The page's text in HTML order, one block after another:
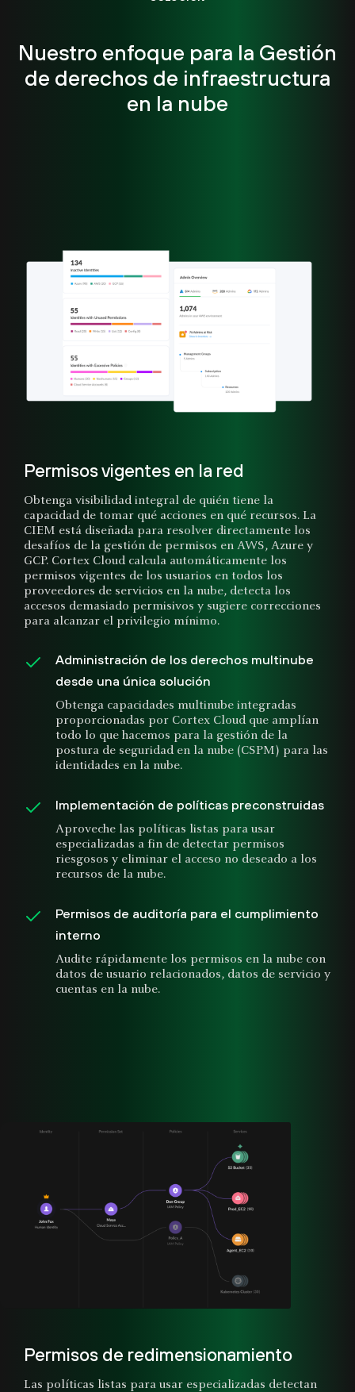
Nuestro enfoque para la Gestión
de derechos de infraestructura
en la nube
Permisos vigentes en la red
Obtenga visibilidad integral de quién tiene la
capacidad de tomar qué acciones en qué recursos. La
CIEM está diseñada para resolver directamente los
desafíos de la gestión de permisos en AWS, Azure y
GCP. Cortex Cloud calcula automáticamente los
permisos vigentes de los usuarios en todos los
proveedores de servicios en la nube, detecta los
accesos demasiado permisivos y sugiere correcciones
para alcanzar el privilegio mínimo.
Administración de los derechos multinube
desde una única solución
Obtenga capacidades multinube integradas
proporcionadas por Cortex Cloud que amplían
todo lo que hacemos para la gestión de la
postura de seguridad en la nube (CSPM) para las
identidades en la nube.
Implementación de políticas preconstruidas
Aproveche las políticas listas para usar
especializadas a fin de detectar permisos
riesgosos y eliminar el acceso no deseado a los
recursos de la nube.
Permisos de auditoría para el cumplimiento
interno
Audite rápidamente los permisos en la nube con
datos de usuario relacionados, datos de servicio y
cuentas en la nube.
Permisos de redimensionamiento
Las políticas listas para usar especializadas detectan